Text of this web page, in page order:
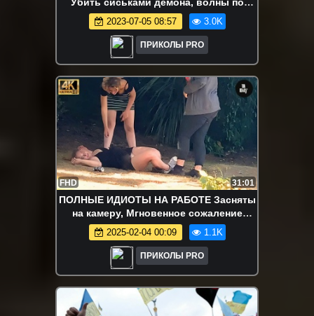
бедрам и др.)
2023-07-05 08:57 3.0K
ПРИКОЛЫ PRO
FHD 31:01
ПОЛНЫЕ ИДИОТЫ НА РАБОТЕ Засняты
на камеру, Мгновенное сожаление
Терпит неудачу, Сборник 2025 #145
2025-02-04 00:09 1.1K
ПРИКОЛЫ PRO